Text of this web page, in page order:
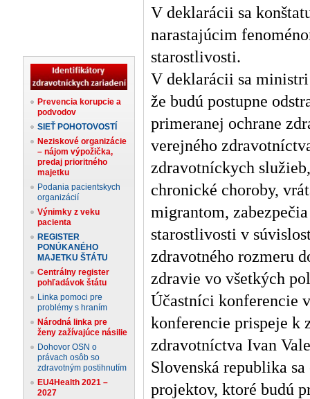
Prevencia korupcie a
podvodov
SIEŤ POHOTOVOSTÍ
Neziskové organizácie
– nájom výpožička,
predaj prioritného
majetku
Podania pacientskych
organizácií
Výnimky z veku
pacienta
REGISTER
PONÚKANÉHO
MAJETKU ŠTÁTU
Centrálny register
pohľadávok štátu
Linka pomoci pre
problémy s hraním
Národná linka pre
ženy zažívajúce násilie
Dohovor OSN o
právach osôb so
zdravotným postihnutím
EU4Health 2021 –
2027
V deklarácii sa
narastajúcim
starostlivosti.
V deklarácii sa
že budú postupne
primeranej ochrane
verejného
zdravotníckych
chronické choroby,
migrantom,
starostlivosti v
zdravotného rozmeru
zdravie vo všetkých
Účastníci konferencie
konferencie prispeje k
zdravotníctva Ivan
Slovenská republika
projektov, ktoré budú